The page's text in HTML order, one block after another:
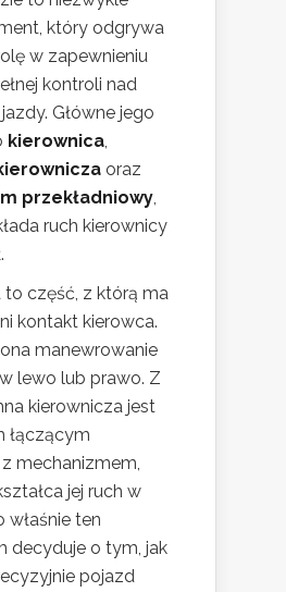
który odgrywa
w zapewnieniu
kontroli nad
Główne jego
kierownica,
oraz
przekładniowy,
ruch kierownicy
to część, z którą ma
kontakt kierowca.
manewrowanie
lewo lub prawo. Z
kierownicza jest
łączącym
mechanizmem,
jej ruch w
właśnie ten
decyduje o tym, jak
pojazd